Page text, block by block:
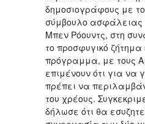
δημοσιογράφους με
σύμβουλο ασφάλειας
Μπεν Ρόουντς, στη
το προσφυγικό ζήτημα
πρόγραμμα, με τους
επιμένουν ότι για να
πρέπει να
του χρέους.
δήλωσε ότι θα